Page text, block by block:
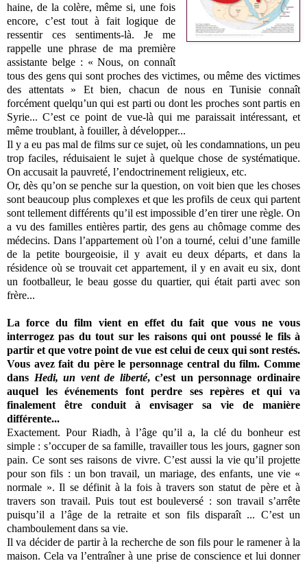
haine, de la colère, même si, une fois
encore, c’est tout à fait logique de
ressentir ces sentiments-là. Je me
rappelle une phrase de ma première
assistante belge : « Nous, on connaît
tous des gens qui sont proches des victimes, ou même des victimes
des attentats » Et bien, chacun de nous en Tunisie connaît
forcément quelqu’un qui est parti ou dont les proches sont partis en
Syrie... C’est ce point de vue-là qui me paraissait intéressant, et
même troublant, à fouiller, à développer...
Il y a eu pas mal de films sur ce sujet, où les condamnations, un peu
trop faciles, réduisaient le sujet à quelque chose de systématique.
On accusait la pauvreté, l’endoctrinement religieux, etc.
Or, dès qu’on se penche sur la question, on voit bien que les choses
sont beaucoup plus complexes et que les profils de ceux qui partent
sont tellement différents qu’il est impossible d’en tirer une règle. On
a vu des familles entières partir, des gens au chômage comme des
médecins. Dans l’appartement où l’on a tourné, celui d’une famille
de la petite bourgeoisie, il y avait eu deux départs, et dans la
résidence où se trouvait cet appartement, il y en avait eu six, dont
un footballeur, le beau gosse du quartier, qui était parti avec son
frère...
La force du film vient en effet du fait que vous ne vous
interrogez pas du tout sur les raisons qui ont poussé le fils à
partir et que votre point de vue est celui de ceux qui sont restés.
Vous avez fait du père le personnage central du film. Comme
dans Hedi, un vent de liberté, c’est un personnage ordinaire
auquel les événements font perdre ses repères et qui va
finalement être conduit à envisager sa vie de manière
différente...
Exactement. Pour Riadh, à l’âge qu’il a, la clé du bonheur est
simple : s’occuper de sa famille, travailler tous les jours, gagner son
pain. Ce sont ses raisons de vivre. C’est aussi la vie qu’il projette
pour son fils : un bon travail, un mariage, des enfants, une vie «
normale ». Il se définit à la fois à travers son statut de père et à
travers son travail. Puis tout est bouleversé : son travail s’arrête
puisqu’il a l’âge de la retraite et son fils disparaît ... C’est un
chamboulement dans sa vie.
Il va décider de partir à la recherche de son fils pour le ramener à la
maison. Cela va l’entraîner à une prise de conscience et lui donner